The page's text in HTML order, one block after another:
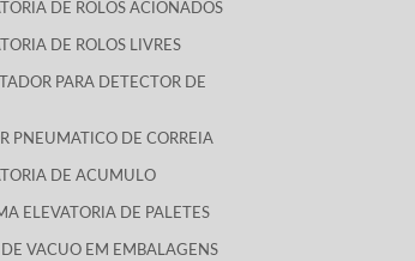
DE ROLOS ACIONADOS
DE ROLOS LIVRES
PARA DETECTOR DE
PNEUMATICO DE CORREIA
DE ACUMULO
ELEVATORIA DE PALETES
DE VACUO EM EMBALAGENS